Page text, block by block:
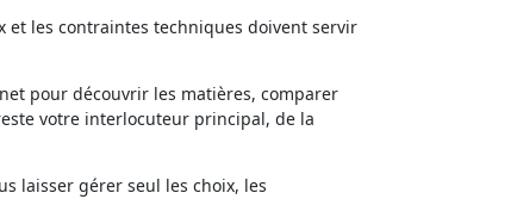
et les contraintes techniques doivent servir
pour découvrir les matières, comparer
votre interlocuteur principal, de la
laisser gérer seul les choix, les